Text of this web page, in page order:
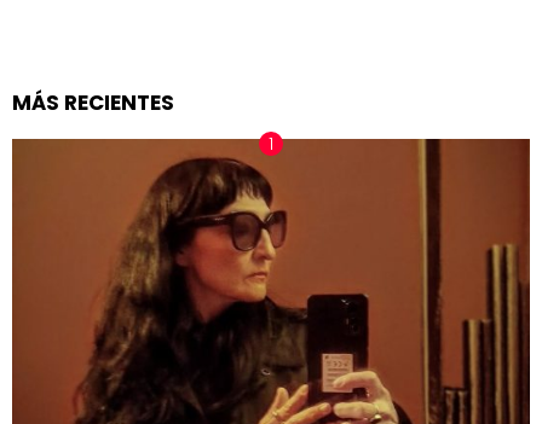
MÁS RECIENTES